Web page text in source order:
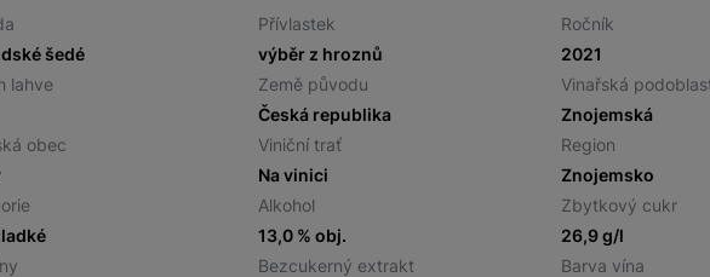
šedé
Přívlastek
výběr z hroznů
Ročník
2021
lahve
Země původu
Česká republika
Vinařská
Znojemská
obec
Viniční trať
Na vinici
Region
Znojemsko
Alkohol
13,0 % obj.
Zbytkový cukr
26,9 g/l
Bezcukerný extrakt
Barva vína